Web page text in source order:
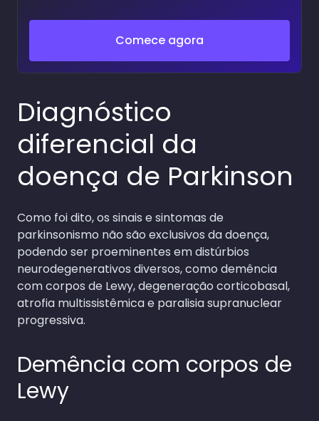
Comece agora
Diagnóstico
diferencial da
doença de Parkinson
Como foi dito, os sinais e sintomas de
parkinsonismo não são exclusivos da doença,
podendo ser proeminentes em distúrbios
neurodegenerativos diversos, como demência
com corpos de Lewy, degeneração corticobasal,
atrofia multissistêmica e paralisia supranuclear
progressiva.
Demência com corpos de
Lewy